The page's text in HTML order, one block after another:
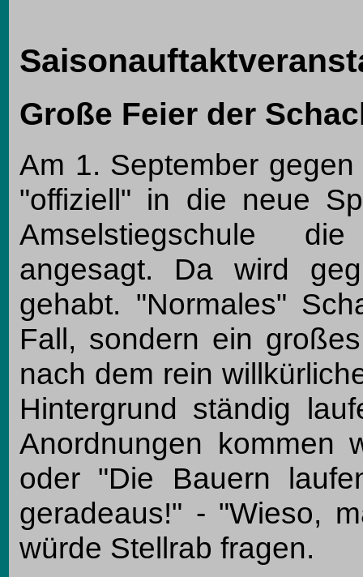
Große Feier der
Am 1. September
"offiziell" in die neue
Amselstiegschule die
angesagt. Da wird
gehabt. "Normales"
Fall, sondern ein
nach dem rein
Hintergrund ständig
Anordnungen kommen
oder "Die Bauern
geradeaus!" - "Wieso,
würde Stellrab fragen.